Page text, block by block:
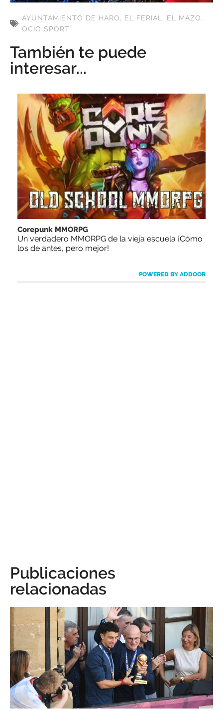
AYUNTAMIENTO DE HARO, EL FERIAL , EL MAZO,
OCIO SPORT
También te puede
interesar...
Corepunk MMORPG
Un verdadero MMORPG de la vieja escuela ¡Cómo
los de antes, pero mejor!
POWERED BY ADDOOR
Publicaciones
relacionadas